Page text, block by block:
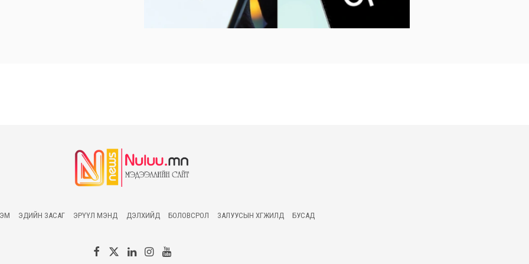
ЭДИЙН ЗАСАГ ЭРҮҮЛ МЭНД ДЭЛХИЙД БОЛОВСРОЛ ЗАЛУУСЫН ХӨГЖИЛД БУСАД